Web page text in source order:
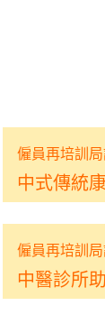
僱員再培訓
中式傳統
僱員再培訓
中醫診所